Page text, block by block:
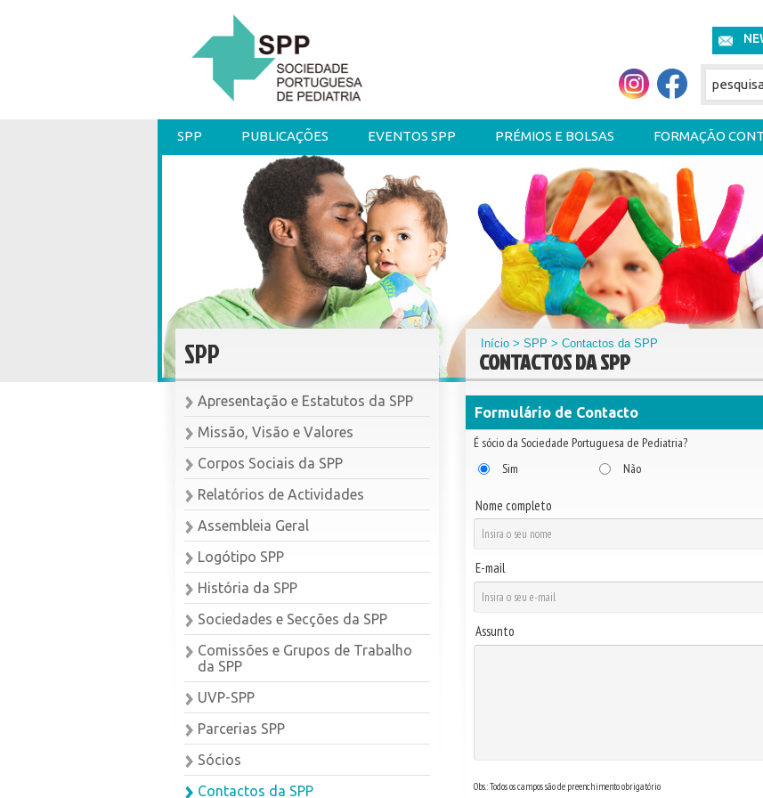
SPP PUBLICAÇÕES EVENTOS SPP PRÉMIOS E BOLSAS FORMAÇÃO
SPP
Apresentação e Estatutos da SPP
Missão, Visão e Valores
Corpos Sociais da SPP
Relatórios de Actividades
Assembleia Geral
Logótipo SPP
História da SPP
Sociedades e Secções da SPP
Comissões e Grupos de Trabalho
da SPP
UVP-SPP
Parcerias SPP
Sócios
Contactos da SPP
Início >SPP > Contactos da SPP
CONTACTOS DA SPP
Formulário de Contacto
É sócio da Sociedade Portuguesa de Pediatria?
Sim
Não
Nome completo
E-mail
Assunto
Obs.: Todos os campos são de preenchimento obrigatório